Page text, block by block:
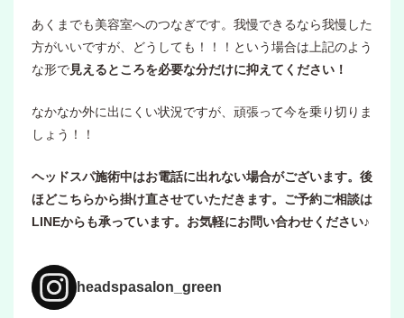
あくまでも美容室へのつなぎです。我慢できるなら我慢した
方がいいですが、どうしても！！！という場合は上記のよう
な形で見えるところを必要な分だけに抑えてください！
なかなか外に出にくい状況ですが、頑張って今を乗り切りま
しょう！！
ヘッドスパ施術中はお電話に出れない場合がございます。後
ほどこちらから掛け直させていただきます。ご予約ご相談は
LINEからも承っています。お気軽にお問い合わせください♪
headspasalon_green